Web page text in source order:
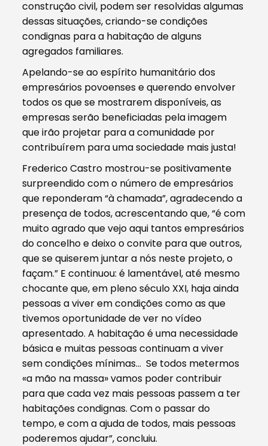
construção civil, podem ser resolvidas algumas
dessas situações, criando-se condições
condignas para a habitação de alguns
agregados familiares.
Apelando-se ao espírito humanitário dos
empresários povoenses e querendo envolver
todos os que se mostrarem disponíveis, as
empresas serão beneficiadas pela imagem
que irão projetar para a comunidade por
contribuírem para uma sociedade mais justa!
Frederico Castro mostrou-se positivamente
surpreendido com o número de empresários
que reponderam “à chamada”, agradecendo a
presença de todos, acrescentando que, “é com
muito agrado que vejo aqui tantos empresários
do concelho e deixo o convite para que outros,
que se quiserem juntar a nós neste projeto, o
façam.” E continuou: é lamentável, até mesmo
chocante que, em pleno século XXI, haja ainda
pessoas a viver em condições como as que
tivemos oportunidade de ver no vídeo
apresentado. A habitação é uma necessidade
básica e muitas pessoas continuam a viver
sem condições mínimas… Se todos metermos
«a mão na massa» vamos poder contribuir
para que cada vez mais pessoas passem a ter
habitações condignas. Com o passar do
tempo, e com a ajuda de todos, mais pessoas
poderemos ajudar”, concluiu.